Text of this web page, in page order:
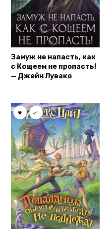
Замуж не напасть, как
с Кощеем не пропасть!
— Джейн Лувако